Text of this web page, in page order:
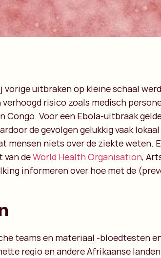
vorige uitbraken op kleine schaal
risico zoals medisch
Congo. Voor een Ebola-uitbraak
de gevolgen gelukkig vaak
mensen niets over de ziekte weten.
van deWorld Health Organisation,
informeren over hoe met de
teams en materiaal -bloedtesten
regio en andere Afrikaanse